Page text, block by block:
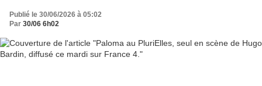
Publié le 30/06/2026 à 05:02
Par 30/06 6h02